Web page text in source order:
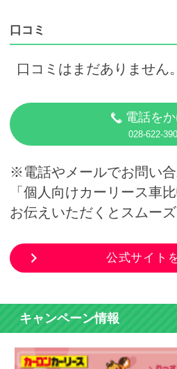
口コミ
口コミはまだありません。
電話を
028-622-
※電話やメールでお問い合
「個人向けカーリース車
お伝えいただくとスムーズ
公式サイト
キャンペーン情報